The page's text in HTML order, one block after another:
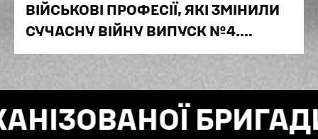
ВІЙСЬКОВІ ПРОФЕСІЇ, ЯКІ ЗМІНИЛИ
СУЧАСНУ ВІЙНУ ВИПУСК №4.
БОЙОВИЙ МЕДИК: ТОЙ, ХТО ДАЄ
ШАНС НА ЖИТТЯ
БРИГАДИ